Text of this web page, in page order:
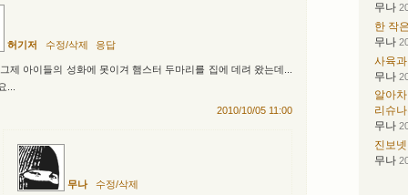
허기저 수정/삭제 응답
제 아이들의 성화에 못이겨 햄스터 두마리를 집에 데려 왔는데...
...
2010/10/05 11:00
무나 수정/삭제
무나
한 작
무나
사육
무나
알아
리슈
무나
진보
무나